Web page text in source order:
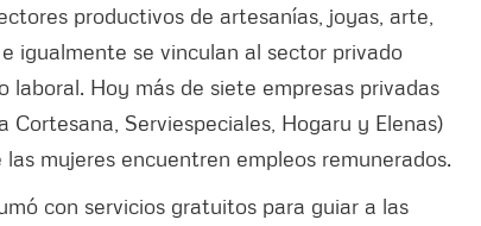
productivos de artesanías, joyas, arte,
igualmente se vinculan al sector privado
laboral. Hoy más de siete empresas privadas
Cortesana, Serviespeciales, Hogaru y Elenas)
mujeres encuentren empleos remunerados.
con servicios gratuitos para guiar a las